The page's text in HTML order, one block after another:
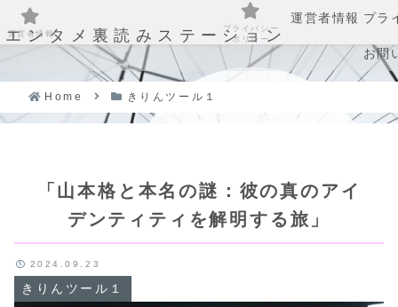
エンタメ裏読みステーション
運営者情報 プラ
お問
Home きりんツール１
「山本格と本名の謎：彼の真のアイ
デンティティを解明する旅」
きりんツール１
2024.09.23
運営者情報
プライバシー
ポリシー